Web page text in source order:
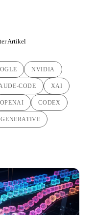
Artikel
NVIDIA
CODE XAI
OPENAI CODEX